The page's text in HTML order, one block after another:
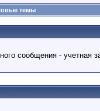
темы
сообщения - учетная